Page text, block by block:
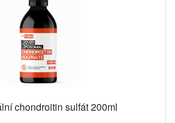
chondroitin sulfát 200ml